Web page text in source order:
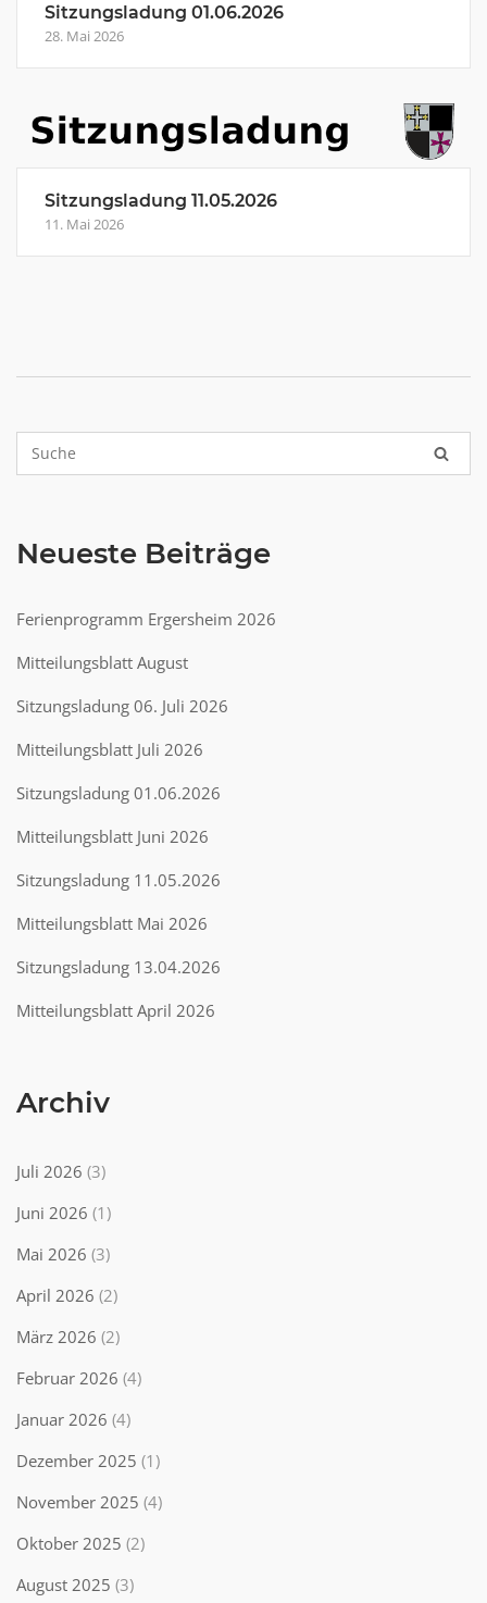
Sitzungsladung 01.06.2026
28. Mai 2026
Sitzungsladung 11.05.2026
11. Mai 2026
Neueste Beiträge
Ferienprogramm Ergersheim 2026
Mitteilungsblatt August
Sitzungsladung 06. Juli 2026
Mitteilungsblatt Juli 2026
Sitzungsladung 01.06.2026
Mitteilungsblatt Juni 2026
Sitzungsladung 11.05.2026
Mitteilungsblatt Mai 2026
Sitzungsladung 13.04.2026
Mitteilungsblatt April 2026
Archiv
Juli 2026 (3)
Juni 2026 (1)
Mai 2026 (3)
April 2026 (2)
März 2026 (2)
Februar 2026 (4)
Januar 2026 (4)
Dezember 2025 (1)
November 2025 (4)
Oktober 2025 (2)
August 2025 (3)